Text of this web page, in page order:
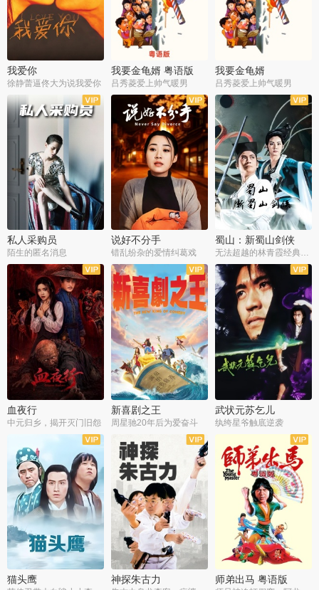
我爱你
徐静蕾逼佟大为说我爱你
我要金龟婿 粤语版
吕秀菱爱上帅气暖男
我要金龟婿
吕秀菱爱上帅气暖男
私人采购员
陌生的匿名消息
说好不分手
错乱纷杂的爱情纠葛戏
蜀山：新蜀山剑侠
无法超越的林青霞经典角色
血夜行
中元归乡，揭开灭门旧怨
新喜剧之王
周星驰20年后为爱奋斗
武状元苏乞儿
纨绔星爷触底逆袭
猫头鹰 神探朱古力 师弟出马 粤语版